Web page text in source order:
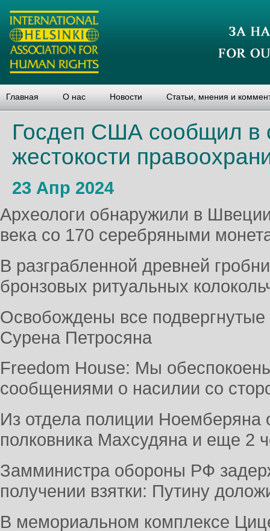
Главная О нас Новости Статьи, мнения и
Госдеп США сообщил в
жестокости
23 Апр 2024
Археологи обнаружили в
века со 170 серебряными
В разграбленной древней
бронзовых ритуальных
Освобождены все
Сурена Петросяна
Freedom House: Мы
сообщениями о насилии со
Из отдела полиции Ноемберяна
полковника Махсудяна и еще 2
Замминистра обороны РФ
получении взятки: Путину
В мемориальном комплексе